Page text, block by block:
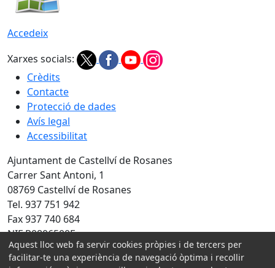
Accedeix
Xarxes socials:
Crèdits
Contacte
Protecció de dades
Avís legal
Accessibilitat
Ajuntament de Castellví de Rosanes
Carrer Sant Antoni, 1
08769 Castellví de Rosanes
Tel. 937 751 942
Fax 937 740 684
NIF P0806500E
Amb la col·laboració de:
Aquest lloc web fa servir cookies pròpies i de tercers per
facilitar-te una experiència de navegació òptima i recollir